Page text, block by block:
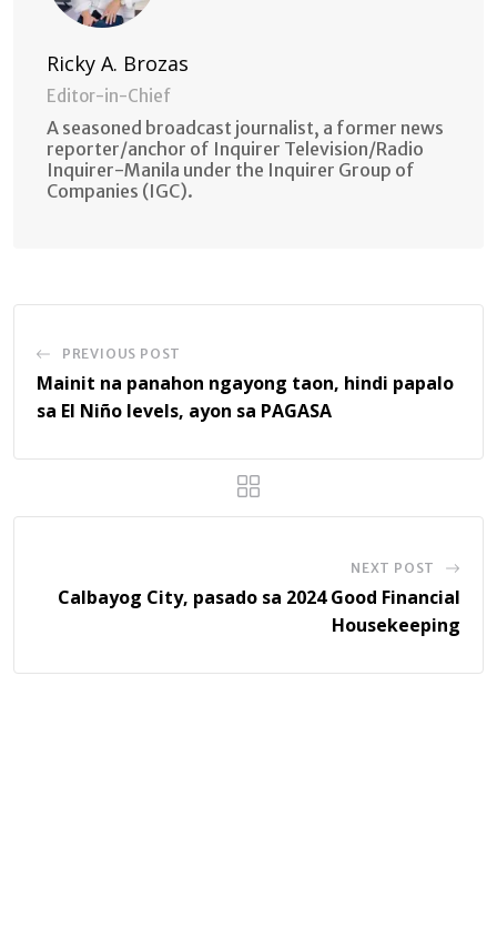
Ricky A. Brozas
Editor-in-Chief
A seasoned broadcast journalist, a former news
reporter/anchor of Inquirer Television/Radio
Inquirer-Manila under the Inquirer Group of
Companies (IGC).
PREVIOUS POST
Mainit na panahon ngayong taon, hindi papalo
sa El Niño levels, ayon sa PAGASA
NEXT POST
Calbayog City, pasado sa 2024 Good Financial
Housekeeping